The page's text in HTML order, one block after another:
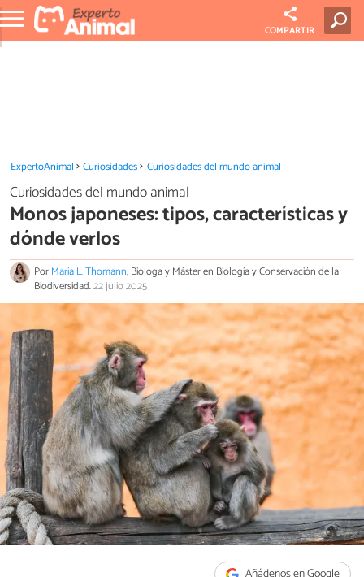
COMPARTIR
ExpertoAnimal Curiosidades Curiosidades del mundo animal
Curiosidades del mundo animal
Monos japoneses: tipos, características y
dónde verlos
PorMaría L. Thomann, Bióloga y Máster en Biología y Conservación de la
Biodiversidad.22 julio 2025